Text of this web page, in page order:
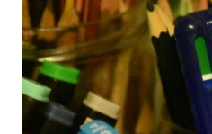
une nouvelle identité